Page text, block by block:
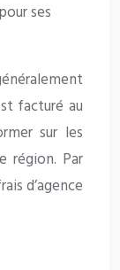
ses
facturé au
sur les
région. Par
d’agence